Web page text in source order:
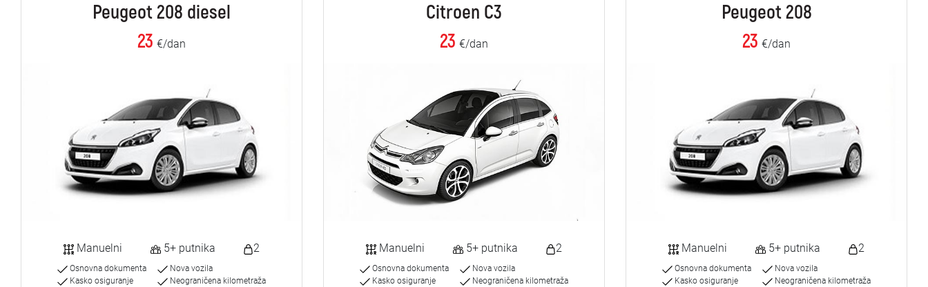
Peugeot 208 diesel
23 €/dan
Manuelni 5+ putnika 2
Osnovna dokumenta
Kasko osiguranje
Nova vozila
Neograničena kilometraža
Citroen C3
23 €/dan
Manuelni 5+ putnika 2
Osnovna dokumenta
Kasko osiguranje
Nova vozila
Neograničena kilometraža
Peugeot 208
23 €/dan
Manuelni 5+ putnika 2
Osnovna dokumenta
Kasko osiguranje
Nova vozila
Neograničena kilometraža